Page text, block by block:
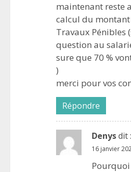
maintenant reste
calcul du
Travaux Pénibles
question au
sure que 70 %
)
merci pour vos
Répondre
Denysdit :
16 janvier
Pourquoi